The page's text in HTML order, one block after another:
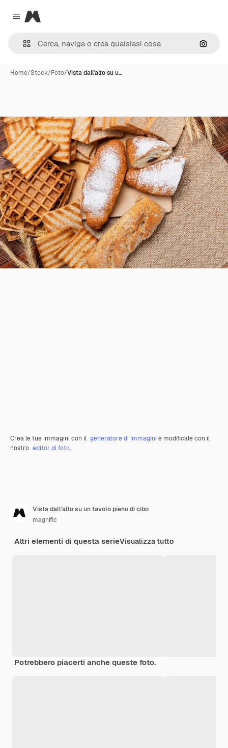
Close menu
Magnific
Cerca
Home/Stock/Foto/Vista dall'alto su u…
Crea le tue immagini con il generatore di immagini e modificale con il
nostro editor di foto.
Vista dall'alto su un tavolo pieno di cibo
magnific
Altri elementi di questa serieVisualizza tutto
Potrebbero piacerti anche queste foto.